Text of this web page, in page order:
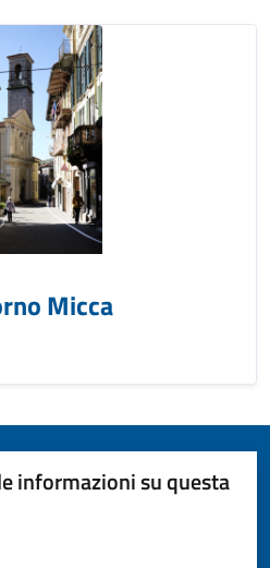
Micca
informazioni su questa